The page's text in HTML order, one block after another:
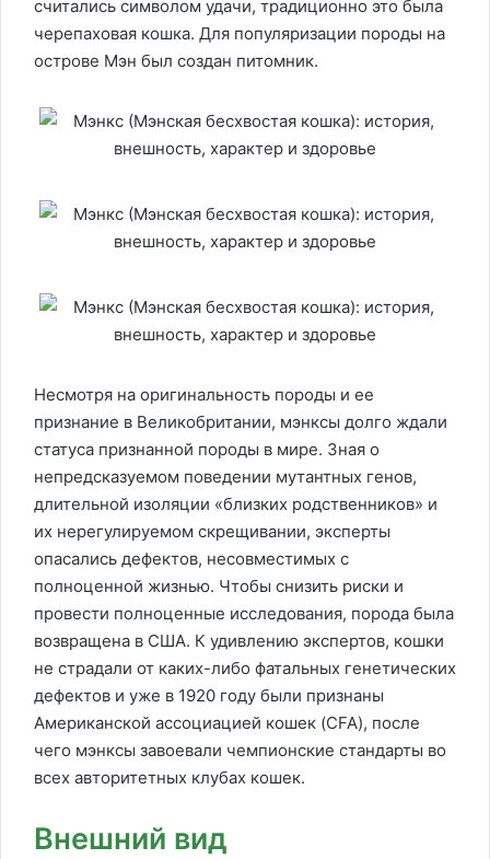
считались символом удачи, традиционно это была
черепаховая кошка. Для популяризации породы на
острове Мэн был создан питомник.
Несмотря на оригинальность породы и ее
признание в Великобритании, мэнксы долго ждали
статуса признанной породы в мире. Зная о
непредсказуемом поведении мутантных генов,
длительной изоляции «близких родственников» и
их нерегулируемом скрещивании, эксперты
опасались дефектов, несовместимых с
полноценной жизнью. Чтобы снизить риски и
провести полноценные исследования, порода была
возвращена в США. К удивлению экспертов, кошки
не страдали от каких-либо фатальных генетических
дефектов и уже в 1920 году были признаны
Американской ассоциацией кошек (CFA), после
чего мэнксы завоевали чемпионские стандарты во
всех авторитетных клубах кошек.
Внешний вид